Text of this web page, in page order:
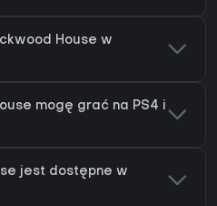
House w
mogę grać na PS4 i
jest dostępne w